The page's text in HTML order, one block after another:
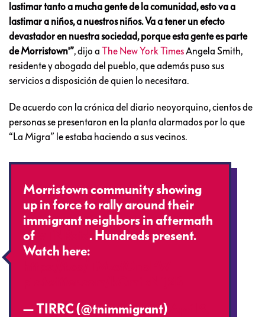
lastimar tanto a mucha gente de la comunidad, esto va a
lastimar a niños, a nuestros niños. Va a tener un efecto
devastador en nuestra sociedad, porque esta gente es parte
de Morristown'”, dijo a The New York TimesAngela Smith,
residente y abogada del pueblo, que además puso sus
servicios a disposición de quien lo necesitara.
De acuerdo con la crónica del diario neoyorquino, cientos de
personas se presentaron en la planta alarmados por lo que
“La Migra” le estaba haciendo a sus vecinos.
Morristown community showing
up in force to rally around their
immigrant neighbors in aftermath
of
. Hundreds present.
Watch here:
— TIRRC (@tnimmigrant)